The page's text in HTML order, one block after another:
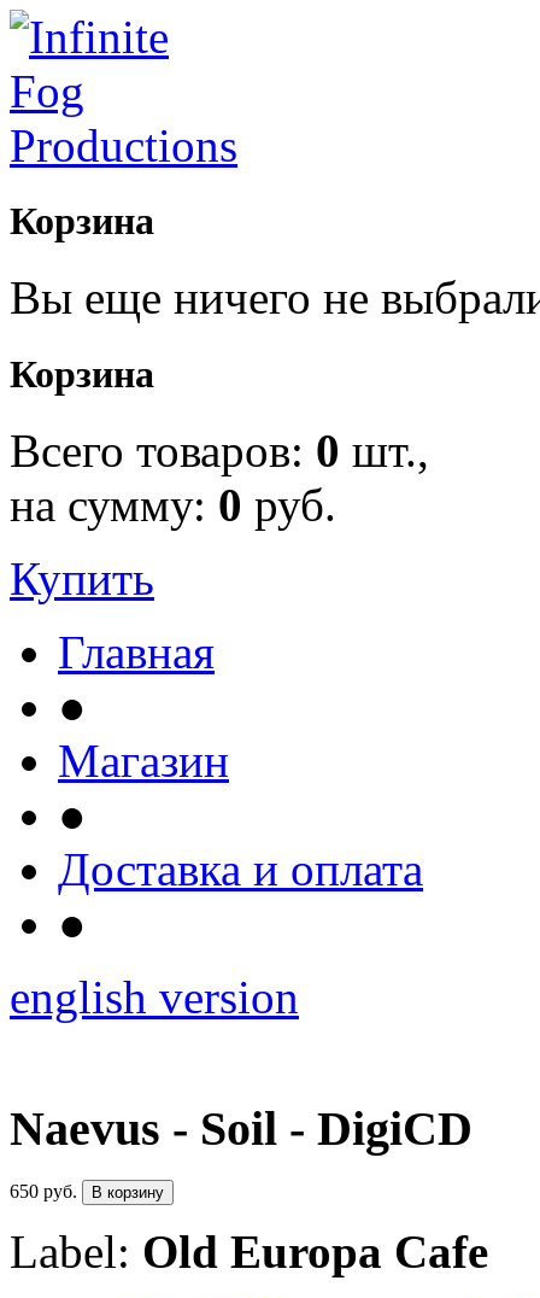
Корзина
Вы еще ничего не
Корзина
Всего товаров: 0 шт.,
на сумму: 0 руб.
Купить
Главная
●
Магазин
●
Доставка и оплата
●
english version
Naevus - Soil - DigiCD
650 руб. В корзину
Label: Old Europa Cafe